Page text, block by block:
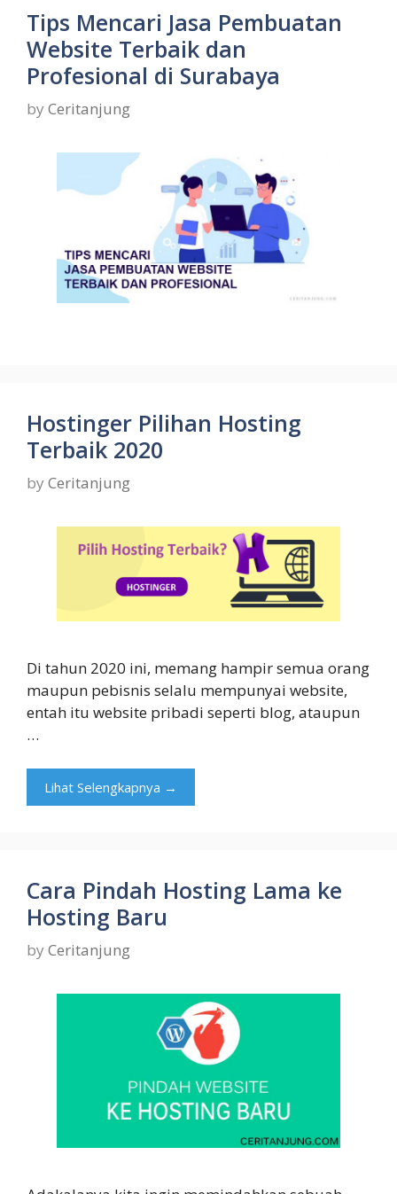
Tips Mencari Jasa Pembuatan
Website Terbaik dan
Profesional di Surabaya
by Ceritanjung
Hostinger Pilihan Hosting
Terbaik 2020
by Ceritanjung
Di tahun 2020 ini, memang hampir semua orang
maupun pebisnis selalu mempunyai website,
entah itu website pribadi seperti blog, ataupun
…
Lihat Selengkapnya →
Cara Pindah Hosting Lama ke
Hosting Baru
by Ceritanjung